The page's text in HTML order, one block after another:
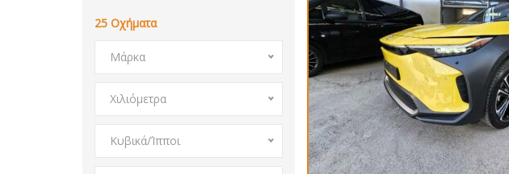
25 Οχήματα
Μάρκα
Χιλιόμετρα
Κυβικά/Ίπποι